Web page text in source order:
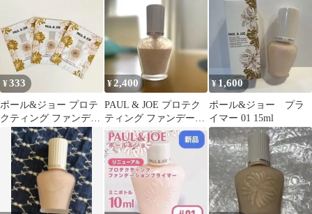
30ml # 01 SPF50+
PA++++ 美容液 日焼け
止め 化粧下地
PAUL&JOE リニューア
ル
¥333
ポール&ジョー プロテ
クティング ファンデー
ション プライマー
02×3包
¥2,400
PAUL & JOE プロテク
ティング ファンデーシ
ョン プライマー 01
¥1,600
ポール&ジョー プラ
イマー 01 15ml